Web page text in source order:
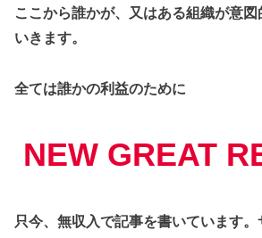
ここから誰かが、又はある組織が意
いきます。
全ては誰かの利益のために
NEW GREAT
只今、無収入で記事を書いています